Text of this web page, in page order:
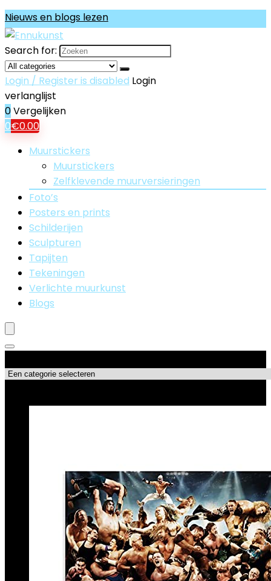
Nieuws en blogs lezen
Search for:
Login / Register is disabled Login
verlanglijst
0Vergelijken
0€0.00
Muurstickers
Muurstickers
Zelfklevende muurversieringen
Foto’s
Posters en prints
Schilderijen
Sculpturen
Tapijten
Tekeningen
Verlichte muurkunst
Blogs